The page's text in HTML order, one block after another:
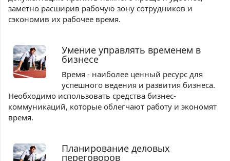
заметно расширив рабочую зону сотрудников и
сэкономив их рабочее время.
Умение управлять временем в
бизнесе
Время - наиболее ценный ресурс для
успешного ведения и развития бизнеса.
Необходимо использовать средства бизнес-
коммуникаций, которые облегчают работу и экономят
время.
Планирование деловых
переговоров